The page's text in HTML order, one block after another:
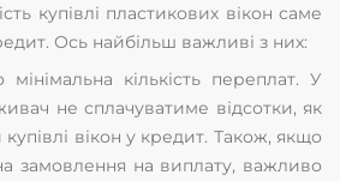
купівлі пластикових вікон саме
Ось найбільш важливі з них:
мінімальна кількість переплат. У
не сплачуватиме відсотки, як
вікон у кредит. Також, якщо
замовлення на виплату, важливо